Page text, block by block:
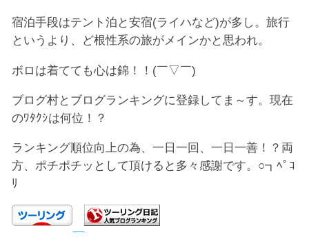
宿泊手段はテント泊と安宿(ライハなど)が多し。旅行
というより、ど根性系の旅がメインかと思われ。
ボロは着てても心は錦！！(￣▽￣)
ブログ村とブログランキングに登録してま～す。現在
のﾜﾀｸｼは何位！？
ランキング順位向上の為、一日一回、一日一善！？両
方、ポチポチッとして頂けると多々感謝です。○┓ﾍﾟｺ
ﾘ